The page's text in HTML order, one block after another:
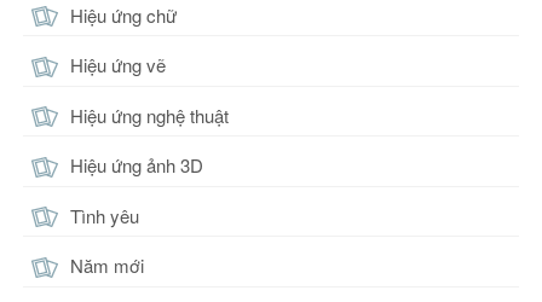
Hiệu ứng chữ
Hiệu ứng vẽ
Hiệu ứng nghệ thuật
Hiệu ứng ảnh 3D
Tình yêu
Năm mới